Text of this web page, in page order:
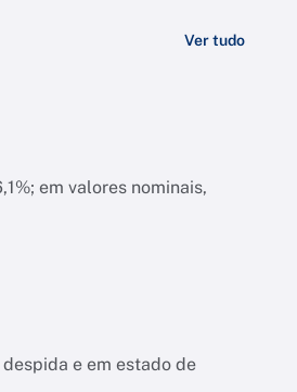
Ver tudo
em valores nominais,
e em estado de